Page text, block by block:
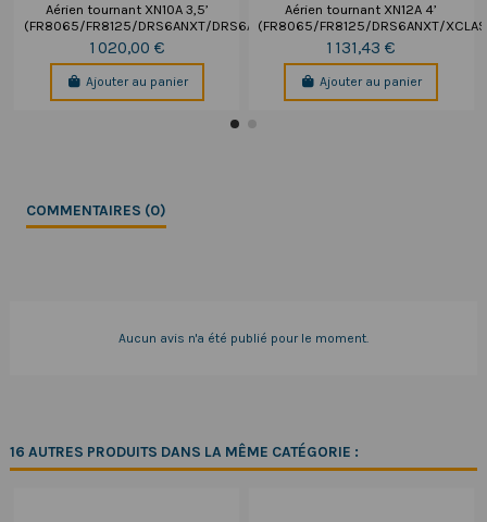
Aérien tournant XN10A 3,5’
(FR8065/FR8125/DRS6ANXT/DRS6A_XCLASS)
1 020,00 €
Ajouter au panier
Aérien tournant XN12A 4’
(FR8065/FR8125/DRS6ANXT/
1 131,43 €
Ajouter au panier
COMMENTAIRES (0)
Aucun avis n'a été publié pour le moment.
16 AUTRES PRODUITS DANS LA MÊME CATÉGORIE :